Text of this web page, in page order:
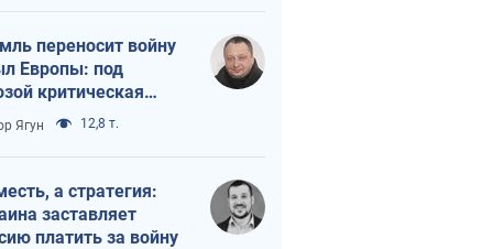
переносит войну
Европы: под
критическая
Ягун 12,8 т.
а стратегия:
заставляет
платить за войну